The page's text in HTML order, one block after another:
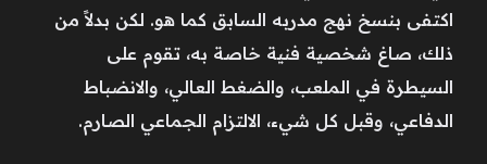
اكتفى بنسخ نهج مدربه السابق كما هو. لكن بدلاً من
ذلك، صاغ شخصية فنية خاصة به، تقوم على
السيطرة في الملعب، والضغط العالي، والانضباط
الدفاعي، وقبل كل شيء، الالتزام الجماعي الصارم.